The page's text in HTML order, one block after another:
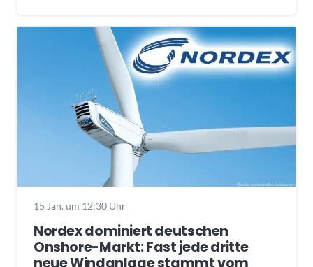
15 Jan. um 12:30 Uhr
Nordex dominiert deutschen
Onshore-Markt: Fast jede dritte
neue Windanlage stammt vom